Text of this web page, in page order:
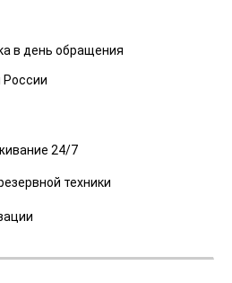
в день обращения
России
24/7
техники